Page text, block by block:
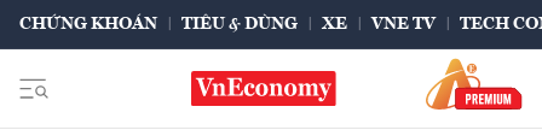
CHỨNG KHOÁN TIÊU & DÙNG XE VNE TV TECH